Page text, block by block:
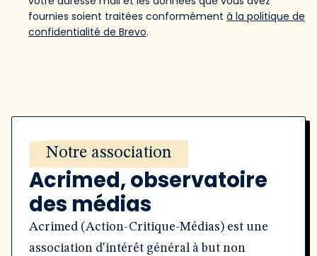
fournies soient traitées conformément à la politique de
confidentialité de Brevo.
Notre association
Acrimed, observatoire
des médias
Acrimed (Action-Critique-Médias) est une
association d'intérêt général à but non